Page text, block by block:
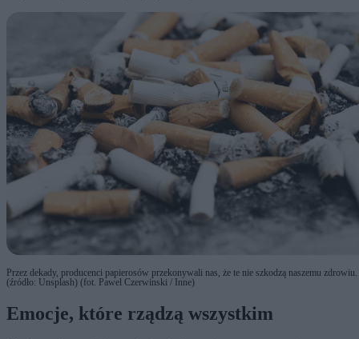
Przez dekady, producenci papierosów przekonywali nas, że te nie szkodzą naszemu zdrowiu.
(źródło: Unsplash) (fot. Pawel Czerwinski / Inne)
Emocje, które rządzą wszystkim